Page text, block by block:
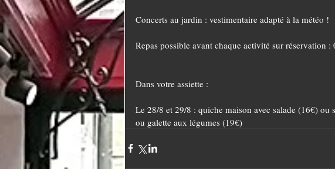
Concerts au jardin : vestimentaire adapté à la météo !
Repas possible avant chaque activité sur réservation
Dans votre assiette :
Le 28/8 et 29/8 : quiche maison avec salade (16€)
ou galette aux légumes (19€)